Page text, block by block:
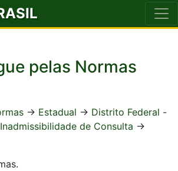
pelas Normas
-> Estadual -> Distrito Federal -
de Consulta ->